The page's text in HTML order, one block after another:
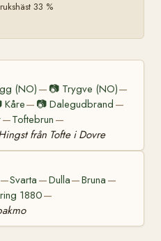
33 %
(NO) — 📷 Trygve (NO)—
Kåre— 📷 Dalegudbrand —
—Toftebrun —
från Tofte i Dovre
—Svarta —Dulla—Bruna —
1880—